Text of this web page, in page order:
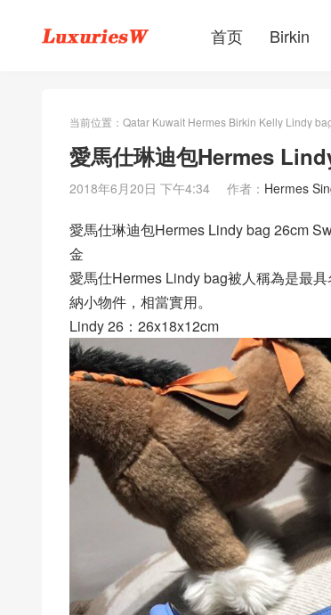
首页 Birkin
当前位置： Qatar Kuwait Hermes Birkin Kelly Lindy
愛馬仕琳迪包Hermes
2018年6月20日 下午4:34 作者： Hermes
愛馬仕琳迪包Hermes Lindy bag 26cm
金
愛馬仕Hermes Lindy bag被人稱為是最
納小物件，相當實用。
Lindy 26：26x18x12cm